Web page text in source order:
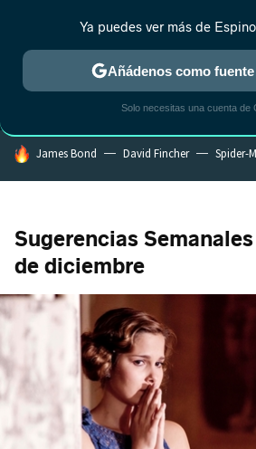
MENÚ
ESTRENOS REALITY
HOY SE HABLA DE
James Bond David Fincher Spider-
Sugerencias
de diciembre
Ya puedes ver más de
Añádenos como
Solo necesitas una cuenta de